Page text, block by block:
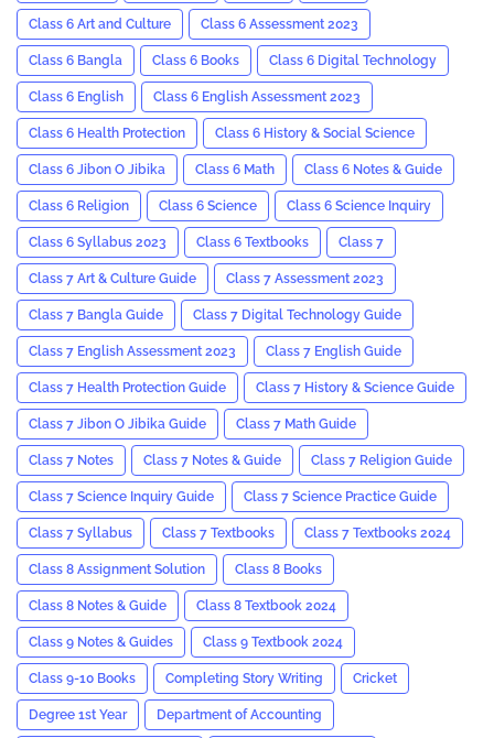
Class 6 Art and Culture Class 6 Assessment 2023
Class 6 Bangla Class 6 Books Class 6 Digital Technology
Class 6 English Class 6 English Assessment 2023
Class 6 Health Protection Class 6 History & Social Science
Class 6 Jibon O Jibika Class 6 Math Class 6 Notes & Guide
Class 6 Religion Class 6 Science Class 6 Science Inquiry
Class 6 Syllabus 2023 Class 6 Textbooks Class 7
Class 7 Art & Culture Guide Class 7 Assessment 2023
Class 7 Bangla Guide Class 7 Digital Technology Guide
Class 7 English Assessment 2023 Class 7 English Guide
Class 7 Health Protection Guide Class 7 History & Science Guide
Class 7 Jibon O Jibika Guide Class 7 Math Guide
Class 7 Notes Class 7 Notes & Guide Class 7 Religion Guide
Class 7 Science Inquiry Guide Class 7 Science Practice Guide
Class 7 Syllabus Class 7 Textbooks Class 7 Textbooks 2024
Class 8 Assignment Solution Class 8 Books
Class 8 Notes & Guide Class 8 Textbook 2024
Class 9 Notes & Guides Class 9 Textbook 2024
Class 9-10 Books Completing Story Writing Cricket
Degree 1st Year Department of Accounting